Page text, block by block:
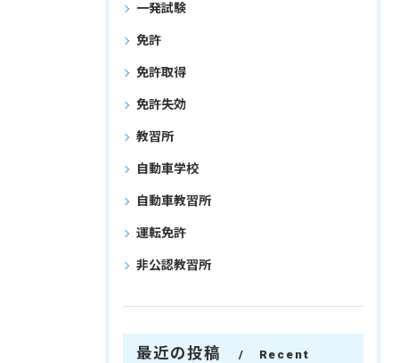
一発試験
免許
免許取得
免許失効
教習所
自動車学校
自動車教習所
運転免許
非公認教習所
最近の投稿
Recent